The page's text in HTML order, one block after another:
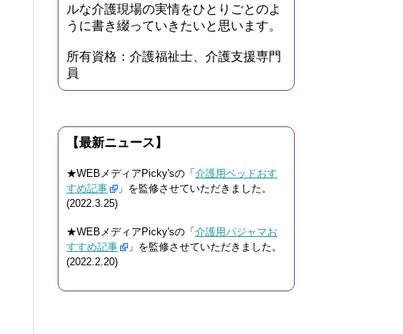
ルな介護現場の実情をひとりごとのよ
うに書き綴っていきたいと思います。
所有資格：介護福祉士、介護支援専門
員
【最新ニュース】
★WEBメディアPicky'sの「 介護用ベッドおす
すめ記事
」を監修させていただきました。
(2022.3.25)
★WEBメディアPicky'sの「 介護用パジャマお
すすめ記事
」を監修させていただきました。
(2022.2.20)